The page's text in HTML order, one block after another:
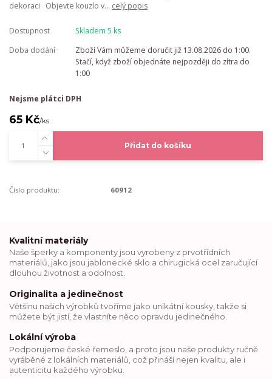
dekoraci Objevte kouzlo v... celý popis
Dostupnost
Skladem 5 ks
Doba dodání
Zboží Vám můžeme doručit již 13.08.2026 do 1:00.
Stačí, když zboží objednáte nejpozději do zítra do
1:00
Nejsme plátci DPH
65 Kč/ks
Přidat do košíku
Číslo produktu: 60912
Kvalitní materiály
Naše šperky a komponenty jsou vyrobeny z prvotřídních
materiálů, jako jsou jablonecké sklo a chirugická ocel zaručující
dlouhou životnost a odolnost.
Originalita a jedinečnost
Většinu našich výrobků tvoříme jako unikátní kousky, takže si
můžete být jistí, že vlastníte něco opravdu jedinečného.
Lokální výroba
Podporujeme české řemeslo, a proto jsou naše produkty ručně
vyráběné z lokálních materiálů, což přináší nejen kvalitu, ale i
autenticitu každého výrobku.